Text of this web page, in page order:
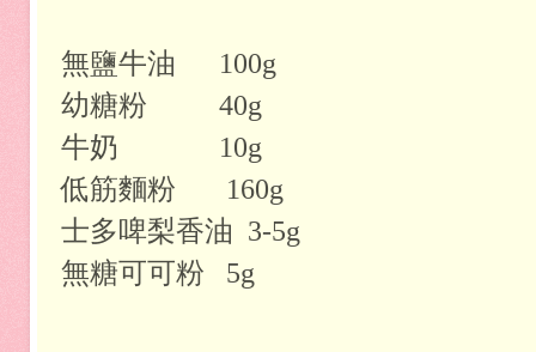
無鹽牛油 100g
幼糖粉 40g
牛奶 10g
低筋麵粉 160g
士多啤梨香油 3-5g
無糖可可粉 5g